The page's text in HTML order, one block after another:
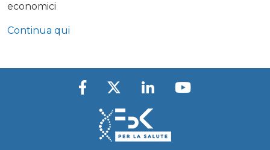
economici
Continua qui